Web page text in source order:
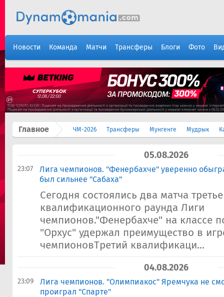
Новости Команда Матчи Трансферы Блоги Фото
Главное ЧМ-2026 Трансферы Мунгенге Мудрык
05.08.2026
23:07
Лига чемпионов. "Фенербахче" уверенно
был сильнее "Сабаха"
Сегодня состоялись два матча
квалификационного раунда Лиги
чемпионов."Фенербахче" на классе
"Орхус" удержал преимущество в
чемпионовТретий квалификаци...
04.08.2026
23:09
Лига чемпионов. "Олимпиакос" Яремчука не
проиграл "Спарте"